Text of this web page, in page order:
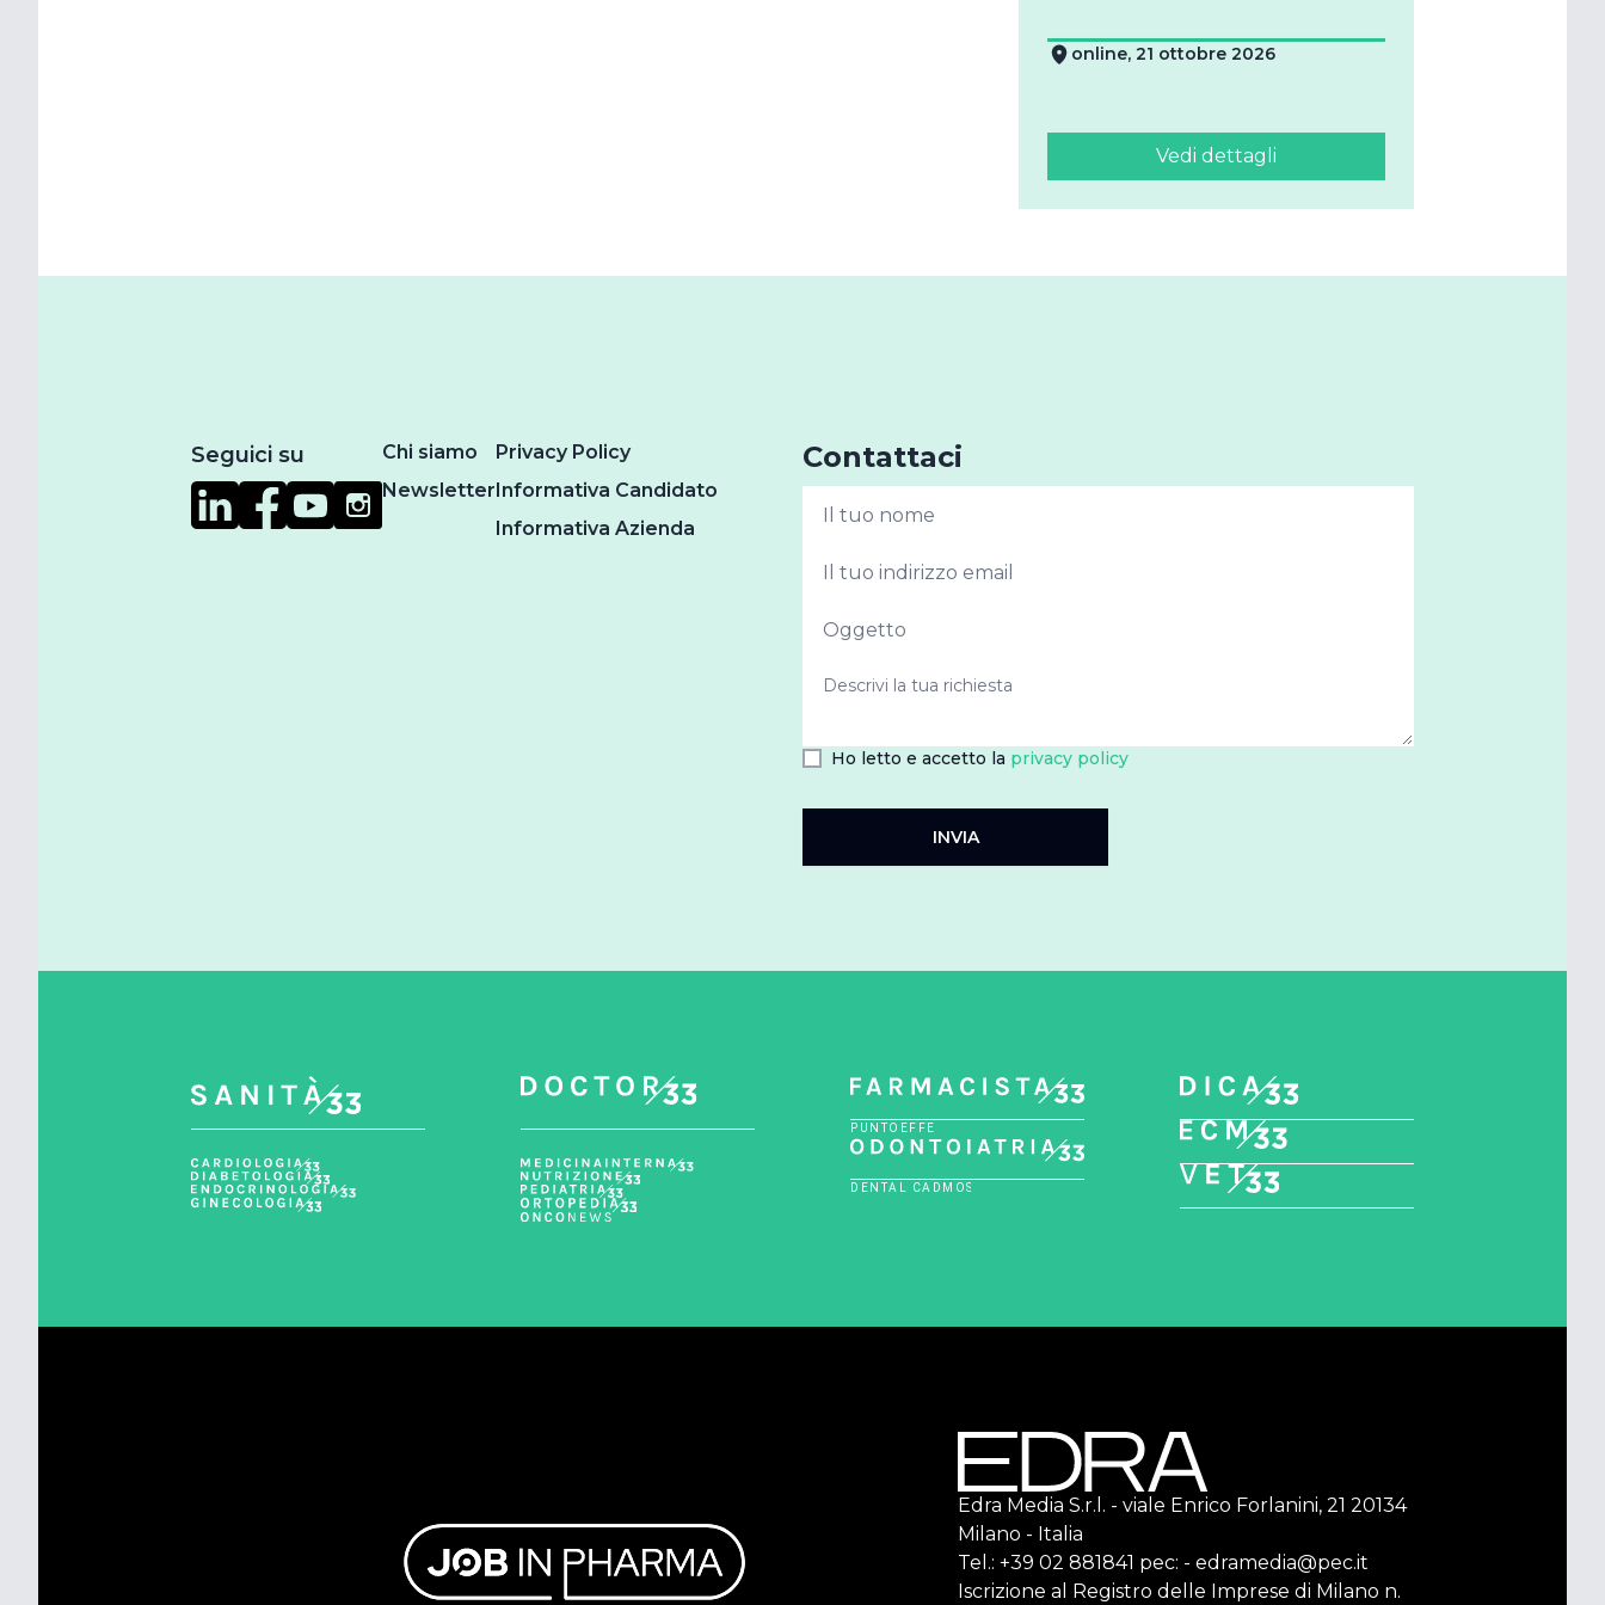
online, 21 ottobre 2026
Vedi dettagli
Seguici su
Chi siamo
Newsletter
Privacy Policy
Informativa Candidato
Informativa Azienda
Contattaci
Ho letto e accetto la privacy policy
INVIA
Edra Media S.r.l. - viale Enrico Forlanini, 21 20134
Milano - Italia
Tel.: +39 02 881841 pec: - edramedia@pec.it
Iscrizione al Registro delle Imprese di Milano n.